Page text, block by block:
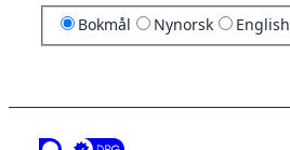
Bokmål Nynorsk English